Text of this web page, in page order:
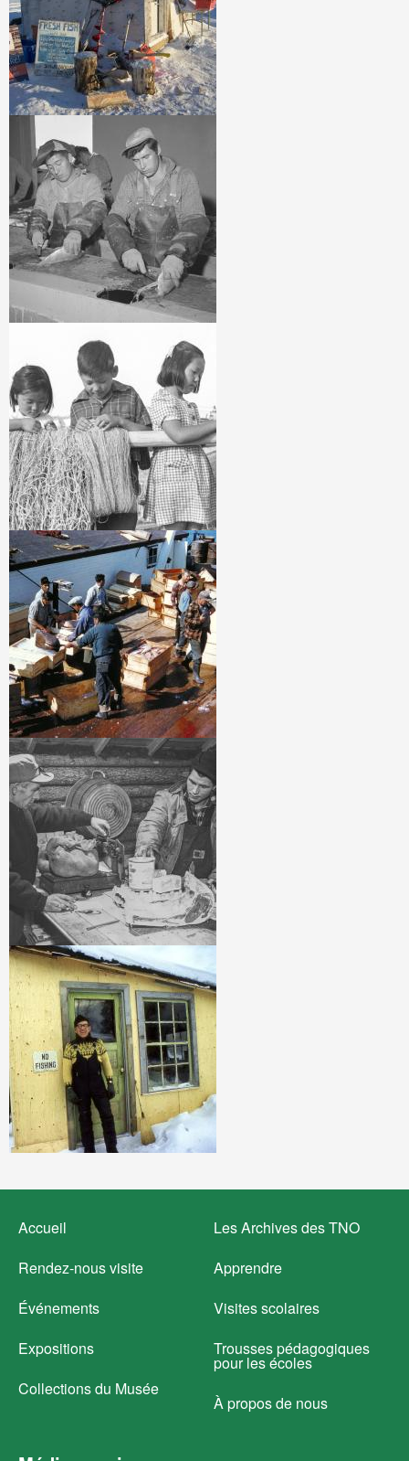
Image
Image
Image
Image
Footer
menu
Accueil
Rendez-nous visite
Événements
Expositions
Collections du Musée
Les Archives des TNO
Apprendre
Visites scolaires
Trousses pédagogiques
pour les écoles
À propos de nous